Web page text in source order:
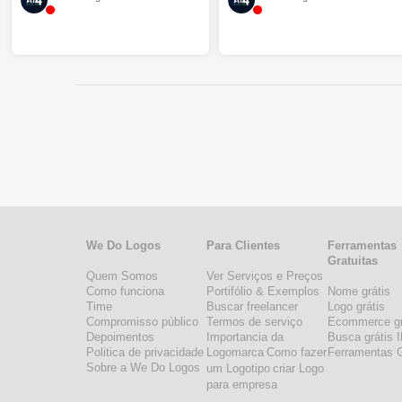
We Do Logos
Quem Somos
Como funciona
Time
Compromisso público
Depoimentos
Politica de privacidade
Sobre a We Do Logos
Para Clientes
Ver Serviços e Preços
Portifólio & Exemplos
Buscar freelancer
Termos de serviço
Importancia da
Logomarca Como fazer
um Logotipo criar Logo
para empresa
Ferramentas
Gratuitas
Nome grátis
Logo grátis
Ecommerce
Busca grátis
Ferramentas